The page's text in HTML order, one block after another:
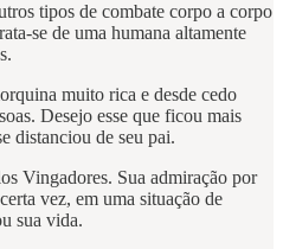
tipos de combate corpo a corpo
se de uma humana altamente
muito rica e desde cedo
Desejo esse que ficou mais
distanciou de seu pai.
Vingadores. Sua admiração por
vez, em uma situação de
sua vida.